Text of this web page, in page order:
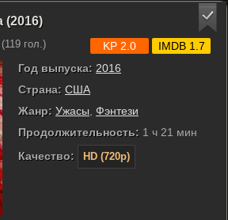
(2016)
119 гол.)
Год выпуска: 2016
Страна: США
Жанр: Ужасы Фэнтези
Продолжительность: 1 ч 21 мин
Качество:
HD (720p)
KP 2.0 IMDB 1.7